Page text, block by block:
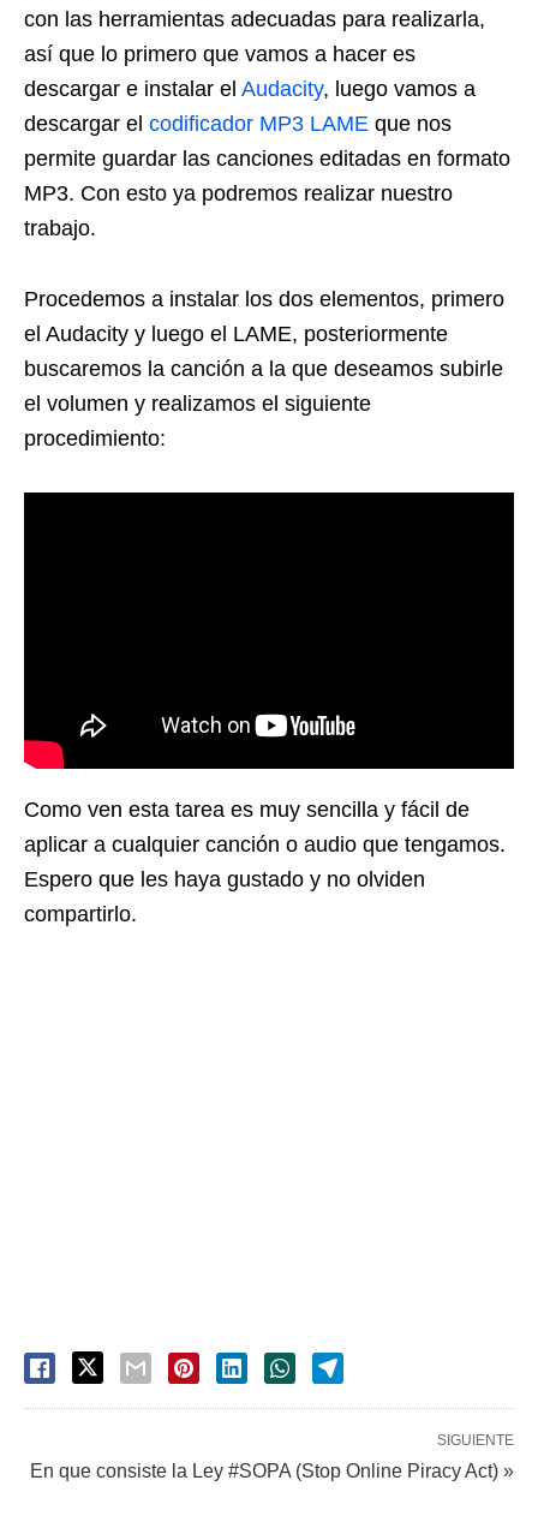
con las herramientas adecuadas para realizarla,
así que lo primero que vamos a hacer es
descargar e instalar el Audacity, luego vamos a
descargar el codificador MP3 LAME que nos
permite guardar las canciones editadas en formato
MP3. Con esto ya podremos realizar nuestro
trabajo.
Procedemos a instalar los dos elementos, primero
el Audacity y luego el LAME, posteriormente
buscaremos la canción a la que deseamos subirle
el volumen y realizamos el siguiente
procedimiento:
Como ven esta tarea es muy sencilla y fácil de
aplicar a cualquier canción o audio que tengamos.
Espero que les haya gustado y no olviden
compartirlo.
SIGUIENTE
En que consiste la Ley #SOPA (Stop Online Piracy Act) »